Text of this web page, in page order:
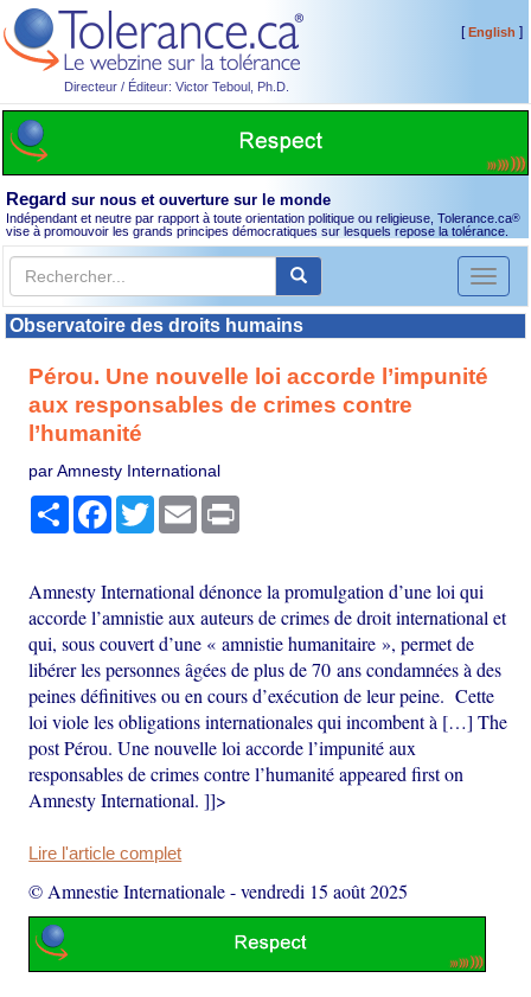
Directeur / Éditeur: Victor Teboul, Ph.D.
[English ]
Regard sur nous et ouverture sur le monde
Indépendant et neutre par rapport à toute orientation politique ou religieuse, Tolerance.ca®
vise à promouvoir les grands principes démocratiques sur lesquels repose la tolérance.
Toggle
Observatoire des droits humains
Pérou. Une nouvelle loi accorde l’impunité
aux responsables de crimes contre
l’humanité
par Amnesty International
PartagerFacebook
TwitterEmail
Amnesty International dénonce la promulgation d’une loi qui
accorde l’amnistie aux auteurs de crimes de droit international et
qui, sous couvert d’une « amnistie humanitaire », permet de
libérer les personnes âgées de plus de 70 ans condamnées à des
peines définitives ou en cours d’exécution de leur peine. Cette
loi viole les obligations internationales qui incombent à […] The
post Pérou. Une nouvelle loi accorde l’impunité aux
responsables de crimes contre l’humanité appeared first on
Amnesty International. ]]>
Lire l'article complet
© Amnestie Internationale-vendredi 15 août 2025